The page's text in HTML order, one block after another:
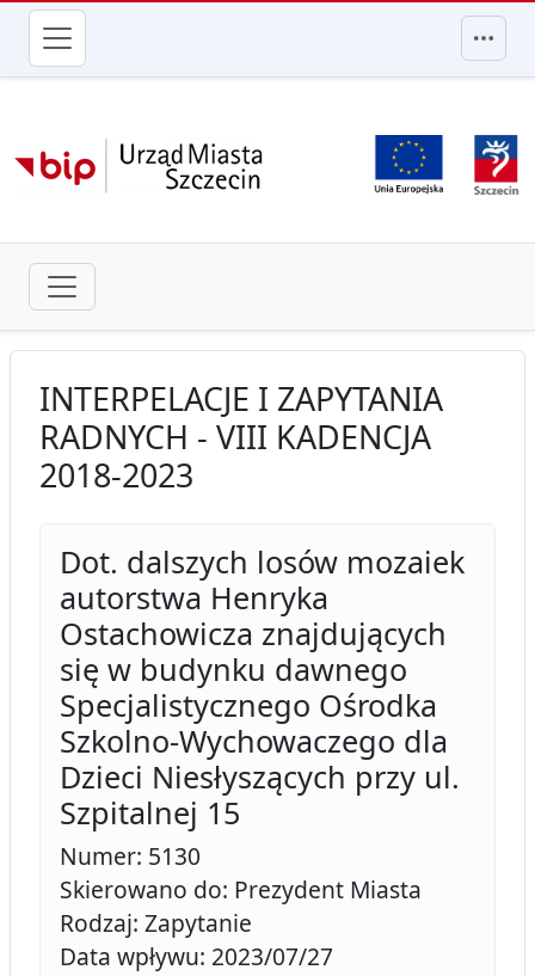
przejdź do głównego menu
INTERPELACJE I ZAPYTANIA
RADNYCH - VIII KADENCJA
2018-2023
Dot. dalszych losów mozaiek
autorstwa Henryka
Ostachowicza znajdujących
się w budynku dawnego
Specjalistycznego Ośrodka
Szkolno-Wychowaczego dla
Dzieci Niesłyszących przy ul.
Szpitalnej 15
Numer: 5130
Skierowano do: Prezydent Miasta
Rodzaj: Zapytanie
Data wpływu: 2023/07/27